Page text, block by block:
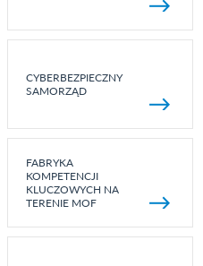
CYBERBEZPIECZNY
SAMORZĄD
FABRYKA
KOMPETENCJI
KLUCZOWYCH NA
TERENIE MOF